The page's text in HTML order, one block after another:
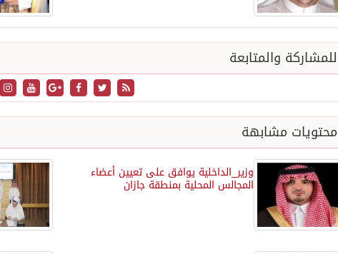
للمشاركة والمتابعة
محتويات مشابهة
وزير_الداخلية يوافق على تعيين أعضاء
المجالس المحلية بمنطقة جازان